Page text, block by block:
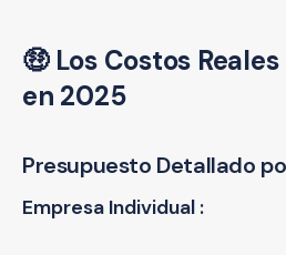
🤑 Los Costos
en 2025
Presupuesto Detallado
Empresa Individual :